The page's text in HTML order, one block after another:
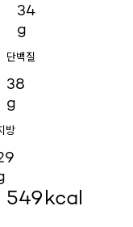
34
g
단백질
38
g
방
549kcal